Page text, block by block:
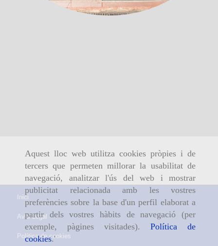
Aquest lloc web utilitza cookies pròpies i de
tercers que permeten millorar la usabilitat de
navegació, analitzar l'ús del web i mostrar
publicitat relacionada amb les vostres
preferències sobre la base d'un perfil elaborat a
partir dels vostres hàbits de navegació (per
exemple, pàgines visitades). Política de
cookies.'
Inici
Avís Legal
Política de cookies